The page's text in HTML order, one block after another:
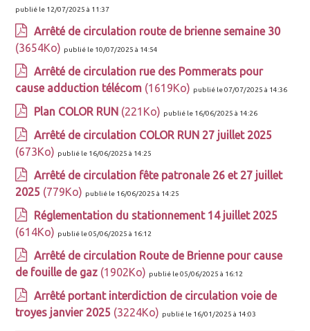
publié le 12/07/2025 à 11:37
Arrêté de circulation route de brienne semaine 30
(3654Ko) publié le 10/07/2025 à 14:54
Arrêté de circulation rue des Pommerats pour
cause adduction télécom (1619Ko) publié le 07/07/2025 à 14:36
Plan COLOR RUN (221Ko) publié le 16/06/2025 à 14:26
Arrêté de circulation COLOR RUN 27 juillet 2025
(673Ko) publié le 16/06/2025 à 14:25
Arrêté de circulation fête patronale 26 et 27 juillet
2025 (779Ko) publié le 16/06/2025 à 14:25
Réglementation du stationnement 14 juillet 2025
(614Ko) publié le 05/06/2025 à 16:12
Arrêté de circulation Route de Brienne pour cause
de fouille de gaz (1902Ko) publié le 05/06/2025 à 16:12
Arrêté portant interdiction de circulation voie de
troyes janvier 2025 (3224Ko) publié le 16/01/2025 à 14:03